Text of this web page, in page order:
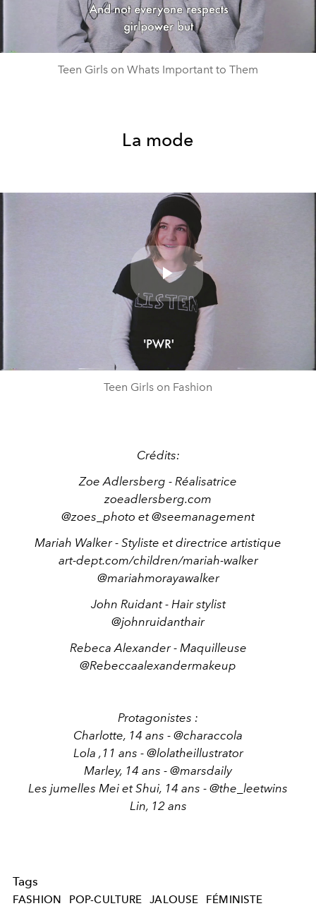
Video
Teen Girls on Whats Important to Them
La mode
Play
Video
Teen Girls on Fashion
Crédits:
Zoe Adlersberg - Réalisatrice
zoeadlersberg.com
@zoes_photo et @seemanagement
Mariah Walker - Styliste et directrice artistique
art-dept.com/children/mariah-walker
@mariahmorayawalker
John Ruidant - Hair stylist
@johnruidanthair
Rebeca Alexander - Maquilleuse
@Rebeccaalexandermakeup
Protagonistes :
Charlotte, 14 ans - @characcola
Lola ,11 ans - @lolatheillustrator
Marley, 14 ans - @marsdaily
Les jumelles Mei et Shui, 14 ans - @the_leetwins
Lin, 12 ans
Tags
FASHION POP-CULTURE JALOUSE FÉMINISTE